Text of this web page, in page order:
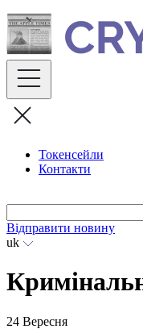
Skip
to
content
Токенсейли
Контакти
Відправити новину
uk
24 Вересня